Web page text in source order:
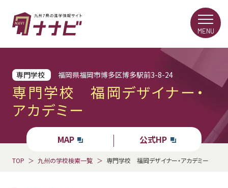
専門学校 福岡県福岡市博多区博多駅前3-8-24
専門学校 福岡デザイナー・
アカデミー
MAP 公式HP
TOP 九州の学校検索一覧 専門学校 福岡デザイナー・アカデミー
MENU